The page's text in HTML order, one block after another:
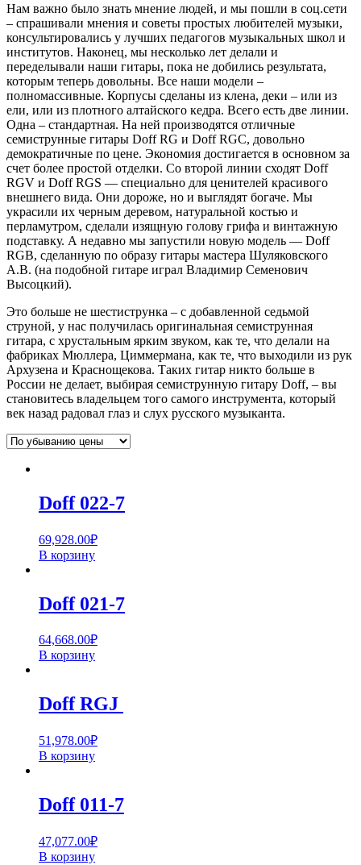
Нам важно было знать мнение людей, и мы пошли в соц.сети
– спрашивали мнения и советы простых любителей музыки,
консультировались у лучших педагогов музыкальных школ и
институтов. Наконец, мы несколько лет делали и
переделывали наши гитары, пока не добились результата,
которым теперь довольны. Все наши модели –
полномассивные. Корпусы сделаны из клена, деки – или из
ели, или из плотного алтайского кедра. Всего есть две линии.
Одна – стандартная. На ней производятся отличные
семиструнные гитары Doff RG и Doff RGC, довольно
демократичные по цене. Экономия достигается в основном за
счет более простой отделки. Со второй линии сходят Doff
RGV и Doff RGS — специально для ценителей красивого
внешнего вида. Они дороже, но и выглядят богаче. Мы
украсили их черным деревом, натуральной костью и
перламутром, сделали изящную голову грифа и винтажную
подставку. А недавно мы запустили новую модель — Doff
RGB, сделанную по образу гитары мастера Шуляковского
А.В. (на подобной гитаре играл Владимир Семенович
Высоцкий).
Это больше не шестиструнка – с добавленной седьмой
струной, у нас получилась оригинальная семиструнная
гитара, с хрустальным ярким звуком, как те, что делали на
фабриках Мюллера, Циммермана, как те, что выходили из рук
Архузена и Краснощекова. Таких гитар никто больше в
России не делает, выбирая семиструнную гитару Doff, – вы
становитесь владельцем того самого инструмента, который
век назад радовал глаз и слух русского музыканта.
Doff 022-7
69,928.00₽
В корзину
Doff 021-7
64,668.00₽
В корзину
Doff RGJ
51,978.00₽
В корзину
Doff 011-7
47,077.00₽
В корзину